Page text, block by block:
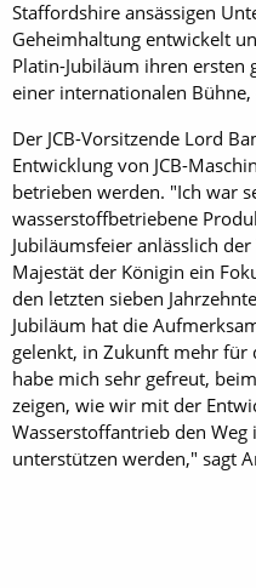
Staffordshire ansässigen
Geheimhaltung entwickelt
Platin-Jubiläum ihren
einer internationalen Bühne,
Der JCB-Vorsitzende Lord
Entwicklung von JCB-
betrieben werden. "Ich war
wasserstoffbetriebene
Jubiläumsfeier anlässlich
Majestät der Königin ein
den letzten sieben
Jubiläum hat die
gelenkt, in Zukunft mehr für
habe mich sehr gefreut,
zeigen, wie wir mit der
Wasserstoffantrieb den
unterstützen werden," sagt